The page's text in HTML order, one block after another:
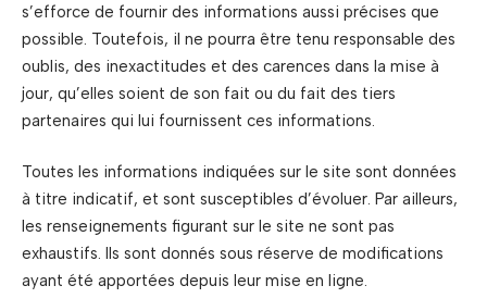
s’efforce de fournir des informations aussi précises que
possible. Toutefois, il ne pourra être tenu responsable des
oublis, des inexactitudes et des carences dans la mise à
jour, qu’elles soient de son fait ou du fait des tiers
partenaires qui lui fournissent ces informations.
Toutes les informations indiquées sur le site sont données
à titre indicatif, et sont susceptibles d’évoluer. Par ailleurs,
les renseignements figurant sur le site ne sont pas
exhaustifs. Ils sont donnés sous réserve de modifications
ayant été apportées depuis leur mise en ligne.